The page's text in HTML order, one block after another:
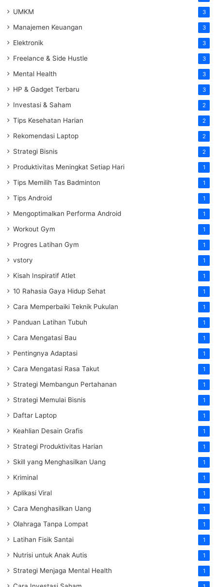
UMKM 3
Manajemen Keuangan 3
Elektronik 3
Freelance & Side Hustle 3
Mental Health 3
HP & Gadget Terbaru 3
Investasi & Saham 2
Tips Kesehatan Harian 2
Rekomendasi Laptop 2
Strategi Bisnis 2
Produktivitas Meningkat Setiap Hari 1
Tips Memilih Tas Badminton 1
Tips Android 1
Mengoptimalkan Performa Android 1
Workout Gym 1
Progres Latihan Gym 1
vstory 1
Kisah Inspiratif Atlet 1
10 Rahasia Gaya Hidup Sehat 1
Cara Memperbaiki Teknik Pukulan 1
Panduan Latihan Tubuh 1
Cara Mengatasi Bau 1
Pentingnya Adaptasi 1
Cara Mengatasi Rasa Takut 1
Strategi Membangun Pertahanan 1
Strategi Memulai Bisnis 1
Daftar Laptop 1
Keahlian Desain Grafis 1
Strategi Produktivitas Harian 1
Skill yang Menghasilkan Uang 1
Kriminal 1
Aplikasi Viral 1
Cara Menghasilkan Uang 1
Olahraga Tanpa Lompat 1
Latihan Fisik Santai 1
Nutrisi untuk Anak Autis 1
Strategi Menjaga Mental Health 1